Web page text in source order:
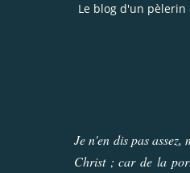
Le blog d'un pèlerin
Je n'en dis pas
Christ ; car de la